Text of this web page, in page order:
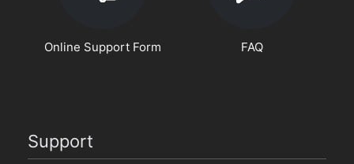
Online Support Form FAQ
Support